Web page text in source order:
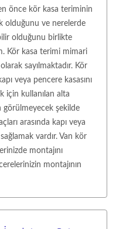
önce kör kasa teriminin
olduğunu ve nerelerde
olduğunu birlikte
Kör kasa terimi mimari
sayılmaktadır. Kör
veya pencere kasasını
için kullanılan alta
görülmeyecek şekilde
arasında kapı veya
vardır. Van kör
montajını
montajının